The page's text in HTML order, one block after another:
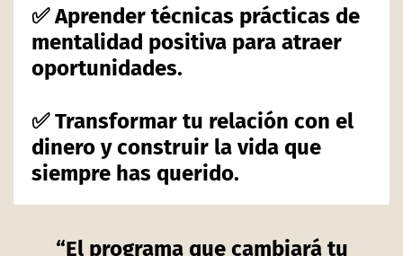
✅ Aprender técnicas prácticas de
mentalidad positiva para atraer
oportunidades.
✅ Transformar tu relación con el
dinero y construir la vida que
siempre has querido.
“El programa que cambiará tu